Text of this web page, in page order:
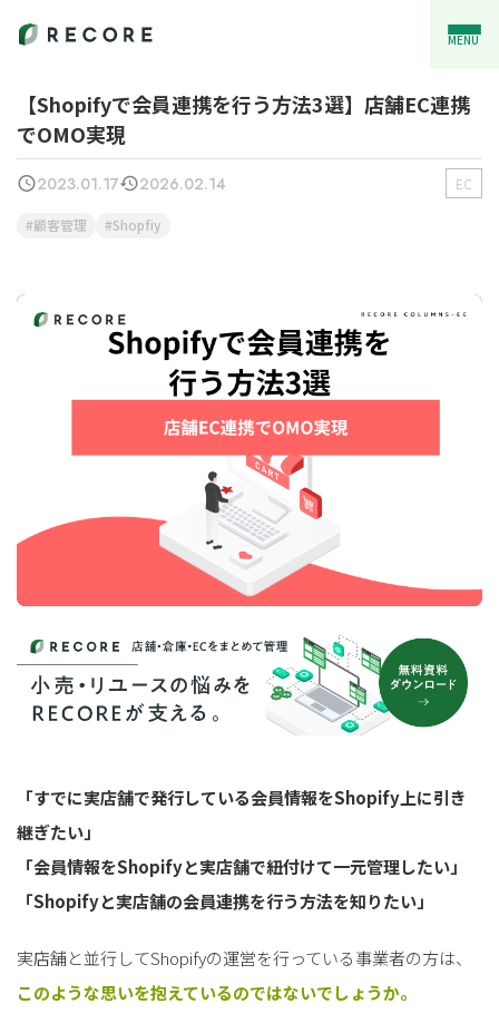
MENU
【Shopifyで会員連携を行う方法3選】店舗EC連携
でOMO実現
2023.01.17 2026.02.14 EC
顧客管理 Shopfiy
「すでに実店舗で発行している会員情報をShopify上に引き
継ぎたい」
「会員情報をShopifyと実店舗で紐付けて一元管理したい」
「Shopifyと実店舗の会員連携を行う方法を知りたい」
実店舗と並行してShopifyの運営を行っている事業者の方は、
このような思いを抱えているのではないでしょうか。